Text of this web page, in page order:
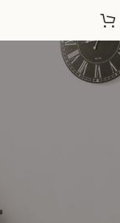
Montage von
Tschechien
namenhaften
Unser